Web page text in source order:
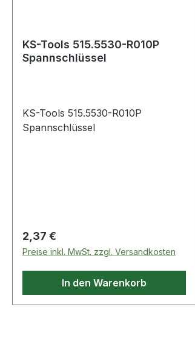
KS-Tools 515.5530-R010P
Spannschlüssel
KS-Tools 515.5530-R010P
Spannschlüssel
Regulärer Preis:
2,37 €
Preise inkl. MwSt. zzgl. Versandkosten
In den Warenkorb